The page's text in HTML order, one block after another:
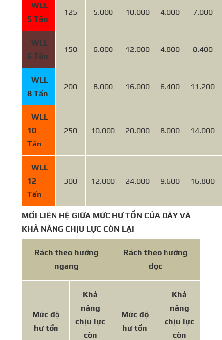
WLL
5 Tấn
125 5.000 10.000 4.000 7.000
WLL
6 Tấn
150 6.000 12.000 4.800 8.400
WLL
8 Tấn
200 8.000 16.000 6.400 11.200
WLL
10
Tấn
250 10.000 20.000 8.000 14.000
WLL
12
Tấn
300 12.000 24.000 9.600 16.800
MỐI LIÊN HỆ GIỮA MỨC HƯ TỔN CỦA DÂY VÀ
KHẢ NĂNG CHỊU LỰC CÒN LẠI
Rách theo hướng
ngang
Rách theo hướng
dọc
Mức độ
hư tổn
Khả
năng
chịu lực
còn
Mức độ
hư tổn
Khả
năng
chịu lực
còn